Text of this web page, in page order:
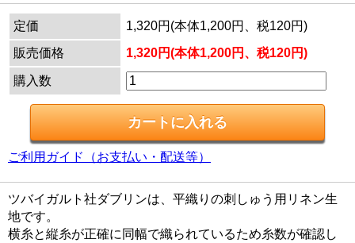
定価
1,320円(本体1,200円、税120円)
販売価格
1,320円(本体1,200円、税120円)
購入数
ご利用ガイド（お支払い・配送等）
ツバイガルト社ダブリンは、平織りの刺しゅう用リネン生
地です。
横糸と縦糸が正確に同幅で織られているため糸数が確認し